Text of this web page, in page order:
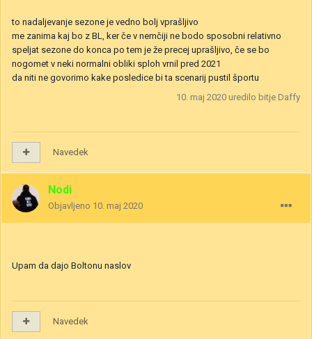
to nadaljevanje sezone je vedno bolj vprašljivo
me zanima kaj bo z BL, ker če v nemčiji ne bodo sposobni relativno
speljat sezone do konca po tem je že precej uprašljivo, če se bo
nogomet v neki normalni obliki sploh vrnil pred 2021
da niti ne govorimo kake posledice bi ta scenarij pustil športu
10. maj 2020 uredilo bitje Daffy
Navedek
Nodi
Objavljeno 10. maj 2020
Upam da dajo Boltonu naslov
Navedek